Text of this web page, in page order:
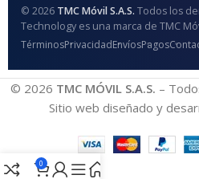
© 2026 TMC Móvil S.A.S. Todos los
Technology es una marca de TMC
TérminosPrivacidadEnvíosPagos
© 2026 TMC MÓVIL S.A.S. –
Sitio web diseñado y
0